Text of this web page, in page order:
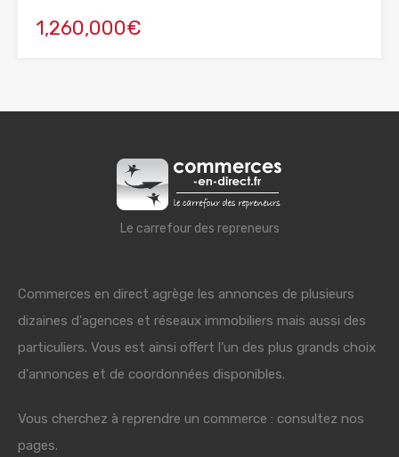
1,260,000€
Le carrefour des repreneurs
Commerces en direct agrège les annonces de plusieurs
dizaines d'agences et réseaux immobiliers mais aussi des
particuliers. Vous est ainsi offert l'un des plus grands choix
d'annonces et de coordonnées disponibles.
Vous cherchez à reprendre un commerce : consultez nos
pages.